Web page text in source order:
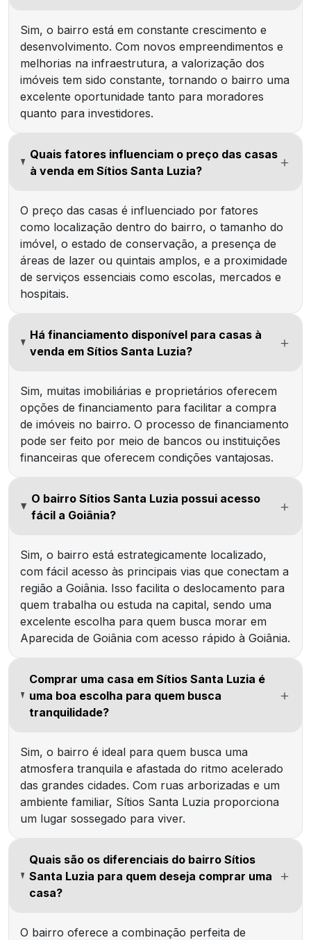
Sim, o bairro está em constante crescimento e
desenvolvimento. Com novos empreendimentos e
melhorias na infraestrutura, a valorização dos
imóveis tem sido constante, tornando o bairro uma
excelente oportunidade tanto para moradores
quanto para investidores.
Quais fatores influenciam o preço das casas
à venda em Sítios Santa Luzia?
O preço das casas é influenciado por fatores
como localização dentro do bairro, o tamanho do
imóvel, o estado de conservação, a presença de
áreas de lazer ou quintais amplos, e a proximidade
de serviços essenciais como escolas, mercados e
hospitais.
Há financiamento disponível para casas à
venda em Sítios Santa Luzia?
Sim, muitas imobiliárias e proprietários oferecem
opções de financiamento para facilitar a compra
de imóveis no bairro. O processo de financiamento
pode ser feito por meio de bancos ou instituições
financeiras que oferecem condições vantajosas.
O bairro Sítios Santa Luzia possui acesso
fácil a Goiânia?
Sim, o bairro está estrategicamente localizado,
com fácil acesso às principais vias que conectam a
região a Goiânia. Isso facilita o deslocamento para
quem trabalha ou estuda na capital, sendo uma
excelente escolha para quem busca morar em
Aparecida de Goiânia com acesso rápido à Goiânia.
Comprar uma casa em Sítios Santa Luzia é
uma boa escolha para quem busca
tranquilidade?
Sim, o bairro é ideal para quem busca uma
atmosfera tranquila e afastada do ritmo acelerado
das grandes cidades. Com ruas arborizadas e um
ambiente familiar, Sítios Santa Luzia proporciona
um lugar sossegado para viver.
Quais são os diferenciais do bairro Sítios
Santa Luzia para quem deseja comprar uma
casa?
O bairro oferece a combinação perfeita de